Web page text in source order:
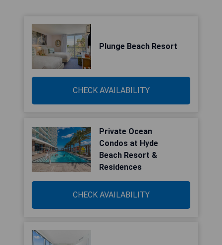
Plunge Beach Resort
CHECK AVAILABILITY
Private Ocean
Condos at Hyde
Beach Resort &
Residences
CHECK AVAILABILITY